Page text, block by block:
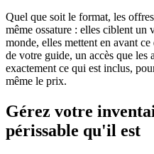
Quel que soit le format, les
même ossature : elles ciblent
monde, elles mettent en avant
de votre guide, un accès que
exactement ce qui est inclus,
même le prix.
Gérez votre
périssable qu'il est